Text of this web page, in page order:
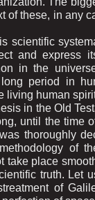
of these, in any
scientific
and express
in the
period in
living human
in the Old
until the time
thoroughly
of
place
truth. Let
of